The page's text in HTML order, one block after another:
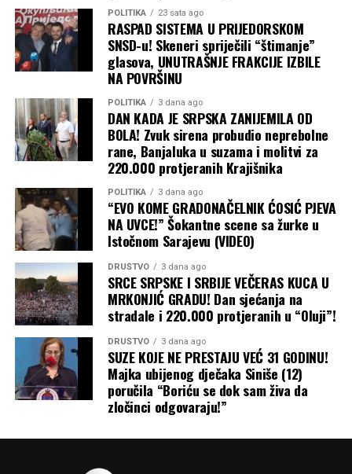
Kijev. Ipak, Putin očajnički želi pobjede na frontu, pa će
gurati po svom čak i bez čiste i ubjedljive pobjede na
pomolu. Isto tako, ne treba očekivati ni obnovu
sporazuma postignutog pod okriljem Ujedinjenih nacija
u julu 2022. godine, koji je ranije omogućio bezbjednu
plovidbu do i iz ukrajinskih luka.
Baš kao što je kriza u Ormuskom moreuzu primorala
susjedne zemlje da grozničavo traže nove puteve za
izvoz nafte iz Persijskog zaliva, tako bi i Ukrajina mogla
da preusmjeri izvoz žita preko Dunava, rumunskih luka i
željeznice, kao što je to činila na početku rata. Ali, kao i
tada, ta alternativna rješenja su skupa i logistički znatno
komplikovanija.
Zbog svega ovoga, priroda ruskog rata protiv Ukrajine
nastaviće da se mijenja dok obje strane traže način da
prekinu pat-poziciju na frontu u svoju korist. A
ekonomska šteta, koja se osjeća daleko izvan granica
Ukrajine i Rusije, nastaviće da se gomila, piše Blic.
POLITIKA 23 sata ago
RASPAD SISTEMA U PRIJEDORSKOM
SNSD-u! Skeneri spriječili “štimanje”
glasova, UNUTRAŠNJE FRAKCIJE IZBILE
NA POVRŠINU
POLITIKA 3 dana ago
DAN KADA JE SRPSKA ZANIJEMILA OD
BOLA! Zvuk sirena probudio neprebolne
rane, Banjaluka u suzama i molitvi za
220.000 protjeranih Krajišnika
POLITIKA 3 dana ago
“EVO KOME GRADONAČELNIK ĆOSIĆ PJEVA
NA UVCE!” Šokantne scene sa žurke u
Istočnom Sarajevu (VIDEO)
DRUŠTVO 3 dana ago
SRCE SRPSKE I SRBIJE VEČERAS KUCA U
MRKONJIĆ GRADU! Dan sjećanja na
stradale i 220.000 protjeranih u “Oluji”!
DRUŠTVO 3 dana ago
SUZE KOJE NE PRESTAJU VEĆ 31 GODINU!
Majka ubijenog dječaka Siniše (12)
poručila “Boriću se dok sam živa da
zločinci odgovaraju!”